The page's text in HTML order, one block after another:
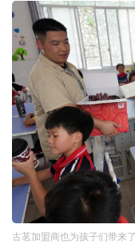
古茗加盟商也为孩子们带来